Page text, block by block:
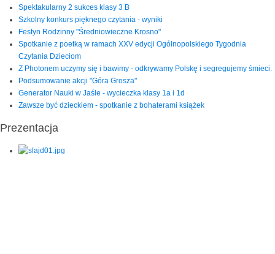
Spektakularny 2 sukces klasy 3 B
Szkolny konkurs pięknego czytania - wyniki
Festyn Rodzinny "Średniowieczne Krosno"
Spotkanie z poetką w ramach XXV edycji Ogólnopolskiego Tygodnia
Czytania Dzieciom
Z Photonem uczymy się i bawimy - odkrywamy Polskę i segregujemy śmieci.
Podsumowanie akcji "Góra Grosza"
Generator Nauki w Jaśle - wycieczka klasy 1a i 1d
Zawsze być dzieckiem - spotkanie z bohaterami książek
Prezentacja